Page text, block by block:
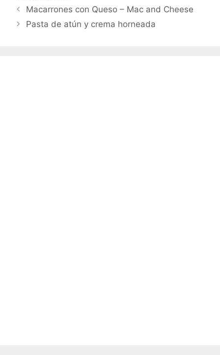
Macarrones con Queso – Mac and Cheese
Pasta de atún y crema horneada